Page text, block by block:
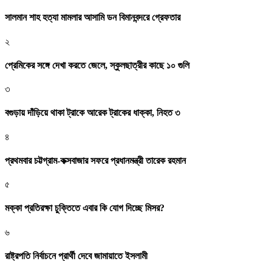
সালমান শাহ হত্যা মামলার আসামি ডন বিমানবন্দরে গ্রেফতার
২
প্রেমিকের সঙ্গে দেখা করতে জেলে, স্কুলছাত্রীর কাছে ১০ গুলি
৩
বগুড়ায় দাঁড়িয়ে থাকা ট্রাকে আরেক ট্রাকের ধাক্কা, নিহত ৩
৪
প্রথমবার চট্টগ্রাম-কক্সবাজার সফরে প্রধানমন্ত্রী তারেক রহমান
৫
মক্কা প্রতিরক্ষা চুক্তিতে এবার কি যোগ দিচ্ছে মিসর?
৬
রাষ্ট্রপতি নির্বাচনে প্রার্থী দেবে জামায়াতে ইসলামী